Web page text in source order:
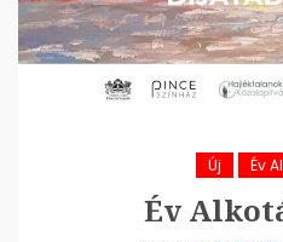
Új Év
Év